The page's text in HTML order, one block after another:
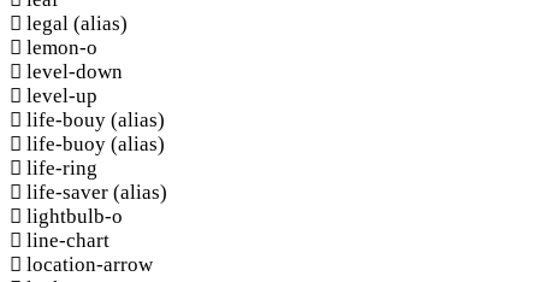
legal (alias)
lemon-o
level-down
level-up
life-bouy (alias)
life-buoy (alias)
life-ring
life-saver (alias)
lightbulb-o
line-chart
location-arrow